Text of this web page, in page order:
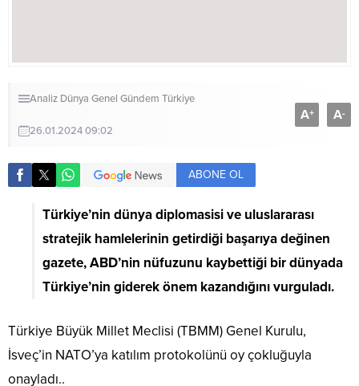
Analiz Dünya Genel Gündem Türkiye
26.01.2024 09:02
A+ A-
ABONE OL
Türkiye’nin dünya diplomasisi ve uluslararası
stratejik hamlelerinin getirdiği başarıya değinen
gazete, ABD’nin nüfuzunu kaybettiği bir dünyada
Türkiye’nin giderek önem kazandığını vurguladı.
Türkiye Büyük Millet Meclisi (TBMM) Genel Kurulu,
İsveç’in NATO’ya katılım protokolünü oy çokluğuyla
onayladı..